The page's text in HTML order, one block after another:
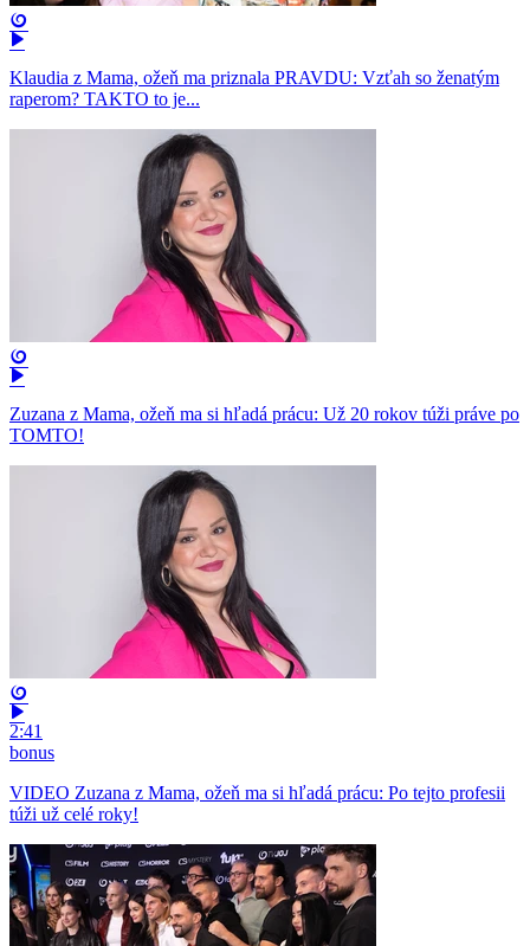
Klaudia z Mama, ožeň ma priznala PRAVDU: Vzťah so ženatým
raperom? TAKTO to je...
Zuzana z Mama, ožeň ma si hľadá prácu: Už 20 rokov túži práve po
TOMTO!
2:41
bonus
VIDEO Zuzana z Mama, ožeň ma si hľadá prácu: Po tejto profesii
túži už celé roky!